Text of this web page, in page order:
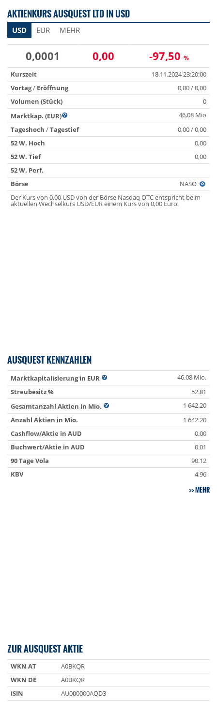
AKTIENKURS AUSQUEST LTD IN USD
USD EUR MEHR
0,0001 0,00 -97,50 %
Kurszeit
18.11.2024 23:20:00
Vortag/ Eröffnung
0,00 / 0,00
Volumen (Stück)
0
Marktkap. (EUR)
46,08 Mio
Tageshoch /Tagestief
0,00 / 0,00
52 W. Hoch
0,00
52 W. Tief
0,00
52 W. Perf.
Börse
NASO
Der Kurs von 0,00 USD von der Börse Nasdaq OTC entspricht beim
aktuellen Wechselkurs USD/EUR einem Kurs von 0,00 Euro.
AUSQUEST KENNZAHLEN
Marktkapitalisierung in EUR
46.08 Mio.
Streubesitz %
52.81
Gesamtanzahl Aktien in Mio.
1 642.20
Anzahl Aktien in Mio.
1 642.20
Cashflow/Aktie in AUD
0.00
Buchwert/Aktie in AUD
0.01
90 Tage Vola
90.12
KBV
4.96
MEHR
ZUR AUSQUEST AKTIE
WKN AT
A0BKQR
WKN DE
A0BKQR
ISIN
AU000000AQD3